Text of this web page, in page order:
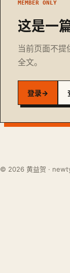
MEMBER ONLY
这是一
当前页面不提
全文。
登录→
© 2026 黄益贺 ·